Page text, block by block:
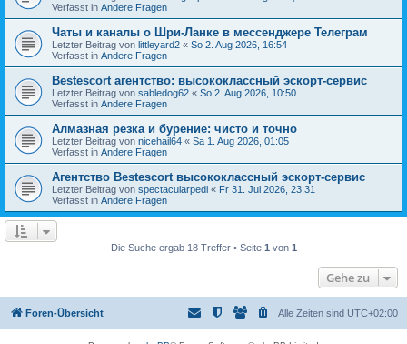
Verfasst in Andere Fragen
Чаты и каналы о Шри-Ланке в мессенджере Телеграм
Letzter Beitrag von littleyard2 « So 2. Aug 2026, 16:54
Verfasst in Andere Fragen
Bestescort агентство: высококлассный эскорт-сервис
Letzter Beitrag von sabledog62 « So 2. Aug 2026, 10:50
Verfasst in Andere Fragen
Алмазная резка и бурение: чисто и точно
Letzter Beitrag von nicehail64 « Sa 1. Aug 2026, 01:05
Verfasst in Andere Fragen
Агентство Bestescort высококлассный эскорт-сервис
Letzter Beitrag von spectacularpedi « Fr 31. Jul 2026, 23:31
Verfasst in Andere Fragen
Die Suche ergab 18 Treffer • Seite 1 von 1
Gehe zu
Foren-Übersicht Alle Zeiten sind UTC+02:00